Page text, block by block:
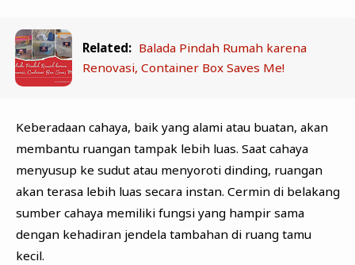
Related: Balada Pindah Rumah karena
Renovasi, Container Box Saves Me!
Keberadaan cahaya, baik yang alami atau buatan, akan
membantu ruangan tampak lebih luas. Saat cahaya
menyusup ke sudut atau menyoroti dinding, ruangan
akan terasa lebih luas secara instan. Cermin di belakang
sumber cahaya memiliki fungsi yang hampir sama
dengan kehadiran jendela tambahan di ruang tamu
kecil.